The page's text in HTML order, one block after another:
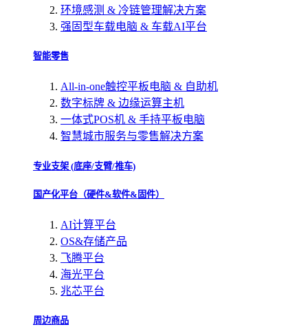
环境感测 & 冷链管理解决方案
强固型车载电脑 & 车载AI平台
智能零售
All-in-one触控平板电脑 & 自助机
数字标牌 & 边缘运算主机
一体式POS机 & 手持平板电脑
智慧城市服务与零售解决方案
专业支架 (底座/支臂/推车)
国产化平台（硬件&软件&固件）
AI计算平台
OS&存储产品
飞腾平台
海光平台
兆芯平台
周边商品